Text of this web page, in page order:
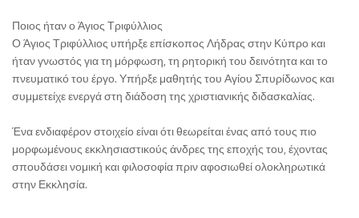
Ποιος ήταν ο Άγιος Τριφύλλιος
Ο Άγιος Τριφύλλιος υπήρξε επίσκοπος Λήδρας στην Κύπρο και
ήταν γνωστός για τη μόρφωση, τη ρητορική του δεινότητα και το
πνευματικό του έργο. Υπήρξε μαθητής του Αγίου Σπυρίδωνος και
συμμετείχε ενεργά στη διάδοση της χριστιανικής διδασκαλίας.
Ένα ενδιαφέρον στοιχείο είναι ότι θεωρείται ένας από τους πιο
μορφωμένους εκκλησιαστικούς άνδρες της εποχής του, έχοντας
σπουδάσει νομική και φιλοσοφία πριν αφοσιωθεί ολοκληρωτικά
στην Εκκλησία.